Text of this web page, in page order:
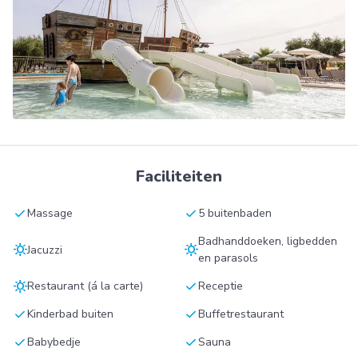
Faciliteiten
checkMassage check 5 buitenbaden
sunnyJacuzzi sunnyBadhanddoeken, ligbedden
en parasols
sunnyRestaurant (á la carte) checkReceptie
checkKinderbad buiten checkBuffetrestaurant
checkBabybedje checkSauna